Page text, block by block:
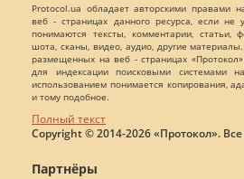
Protocol.ua обладает авторскими правами
веб - страницах данного ресурса, если не
понимаются тексты, комментарии, статьи,
шота, сканы, видео, аудио, другие
размещенных на веб - страницах
для индексации поисковыми системами
использованием понимается копирования,
и тому подобное.
Полный текст
Copyright © 2014-2026 «Протокол».
Партнёры